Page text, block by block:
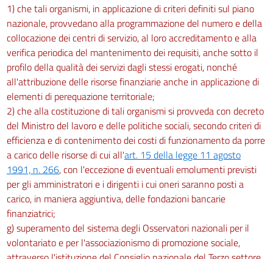
1) che tali organismi, in applicazione di criteri definiti sul piano
nazionale, provvedano alla programmazione del numero e della
collocazione dei centri di servizio, al loro accreditamento e alla
verifica periodica del mantenimento dei requisiti, anche sotto il
profilo della qualità dei servizi dagli stessi erogati, nonché
all'attribuzione delle risorse finanziarie anche in applicazione di
elementi di perequazione territoriale;
2) che alla costituzione di tali organismi si provveda con decreto
del Ministro del lavoro e delle politiche sociali, secondo criteri di
efficienza e di contenimento dei costi di funzionamento da porre
a carico delle risorse di cui all'art. 15 della legge 11 agosto
1991, n. 266, con l'eccezione di eventuali emolumenti previsti
per gli amministratori e i dirigenti i cui oneri saranno posti a
carico, in maniera aggiuntiva, delle fondazioni bancarie
finanziatrici;
g) superamento del sistema degli Osservatori nazionali per il
volontariato e per l'associazionismo di promozione sociale,